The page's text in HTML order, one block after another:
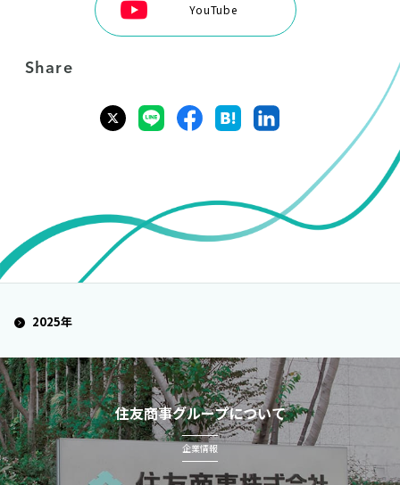
YouTube
Share
2025年
住友商事グループについて
企業情報